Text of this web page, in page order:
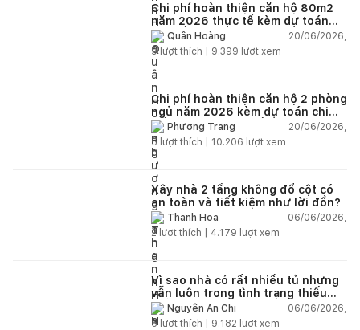
Chi phí hoàn thiện căn hộ 80m2
năm 2026 thực tế kèm dự toán
chi tiết từng hạng mục
Quân Hoàng
20/06/2026,
9lượt thích | 9.399 lượt xem
Chi phí hoàn thiện căn hộ 2 phòng
ngủ năm 2026 kèm dự toán chi
tiết và ví dụ thực tế
Phương Trang
20/06/2026,
5 lượt thích | 10.206 lượt xem
Xây nhà 2 tầng không đổ cột có
an toàn và tiết kiệm như lời đồn?
Thanh Hoa
06/06/2026,
2lượt thích | 4.179 lượt xem
Vì sao nhà có rất nhiều tủ nhưng
vẫn luôn trong tình trạng thiếu
chỗ chứa đồ?
Nguyễn An Chi
06/06/2026,
5lượt thích | 9.182 lượt xem